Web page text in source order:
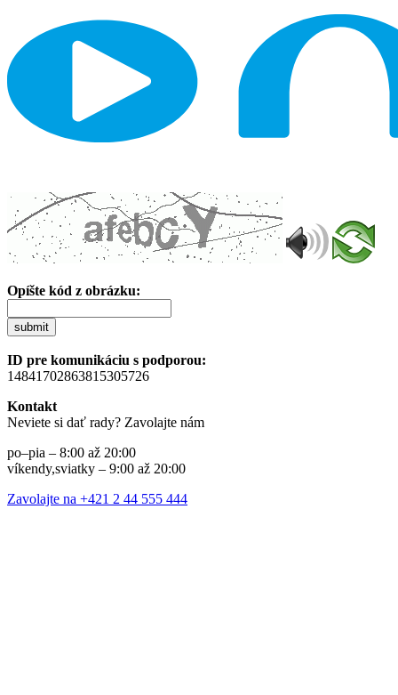
Opíšte kód z obrázku:
submit
ID pre komunikáciu s podporou:
14841702863815305726
Kontakt
Neviete si dať rady? Zavolajte nám
po–pia – 8:00 až 20:00
víkendy,sviatky – 9:00 až 20:00
Zavolajte na +421 2 44 555 444